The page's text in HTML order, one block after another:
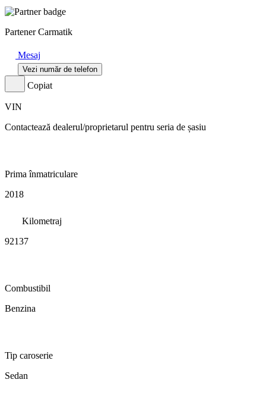
Partener Carmatik
Mesaj
Vezi număr de telefon
Copiat
VIN
Contactează dealerul/proprietarul pentru seria de șasiu
Prima înmatriculare
2018
Kilometraj
92137
Combustibil
Benzina
Tip caroserie
Sedan